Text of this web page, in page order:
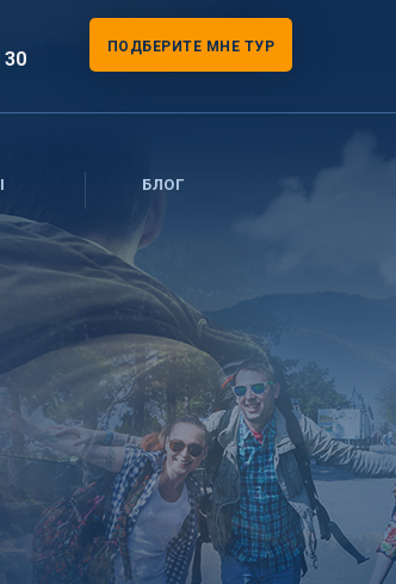
30
ПОДБЕРИТЕ МНЕ ТУР
БЛОГ